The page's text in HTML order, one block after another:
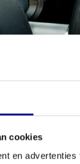
cookies
en